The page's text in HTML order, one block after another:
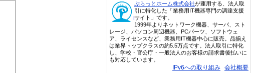
ぷらっとホーム株式会社が運用する、法人取
引に特化した「業務用IT機器専門の調達支援
サイト」です。
1999年よりネットワーク機器、サーバ、スト
レージ、パソコン周辺機器、PCパーツ、ソフトウェ
ア、ライセンスなど、業務用IT機器中心に販売。品揃え
は業界トップクラスの約5.5万点です。法人取引に特化
し、学校・官公庁・一般法人のお客様の請求書後払いに
も対応しています。
IPv6への取り組み 会社概要